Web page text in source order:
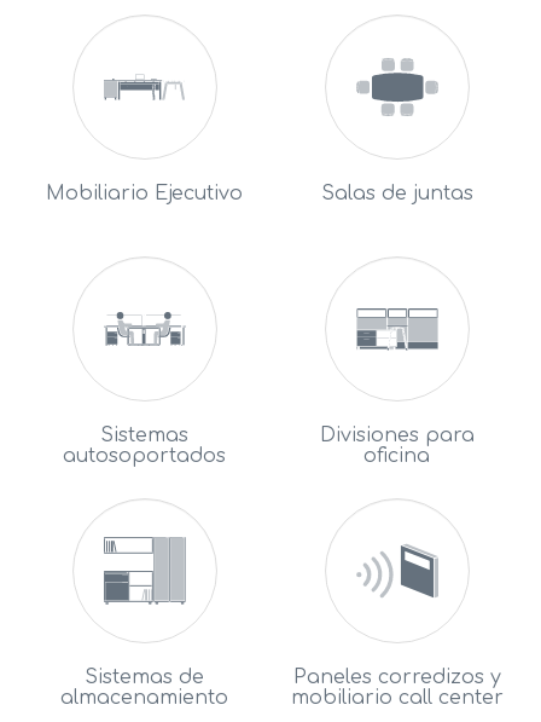
Mobiliario Ejecutivo Salas de juntas
Sistemas
autosoportados
Divisiones para
oficina
Sistemas de
almacenamiento
Paneles corredizos y
mobiliario call center